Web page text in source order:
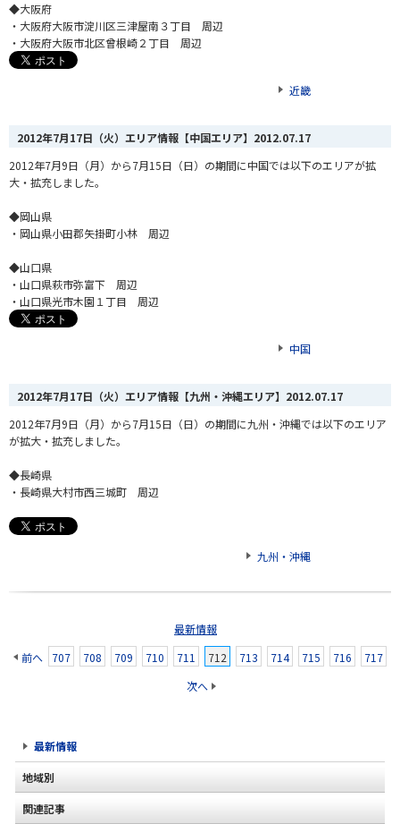
◆大阪府
・大阪府大阪市淀川区三津屋南３丁目 周辺
・大阪府大阪市北区曾根崎２丁目 周辺
近畿
2012年7月17日（火）エリア情報【中国エリア】 2012.07.17
2012年7月9日（月）から7月15日（日）の期間に中国では以下のエリアが拡
大・拡充しました。
◆岡山県
・岡山県小田郡矢掛町小林 周辺
◆山口県
・山口県萩市弥富下 周辺
・山口県光市木園１丁目 周辺
中国
2012年7月17日（火）エリア情報【九州・沖縄エリア】 2012.07.17
2012年7月9日（月）から7月15日（日）の期間に九州・沖縄では以下のエリア
が拡大・拡充しました。
◆長崎県
・長崎県大村市西三城町 周辺
九州・沖縄
最新情報
前へ
707 708 709 710 711 712 713 714 715 716
717
次へ
最新情報
地域別
北海道
関連記事